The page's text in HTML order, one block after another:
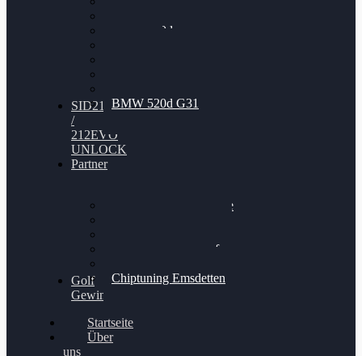
BMW 120d
BMW 520d G31
SID212
/
212EVO
UNLOCK
Partner
Bilgenroth Performance
Chiptuning Schüttorf
Chiptuning Emsdetten
Golf
Gewinnspiel
Startseite
Über
uns